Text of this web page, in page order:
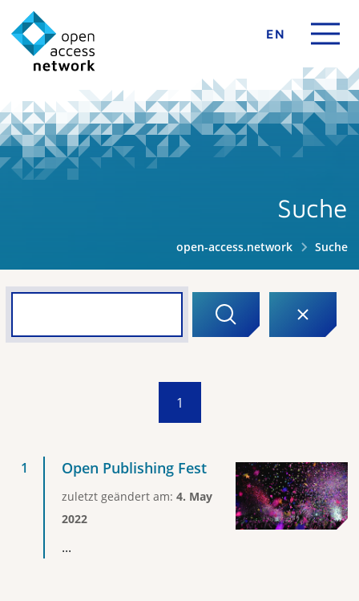
EN
Suche
open-access.network Suche
1
Open Publishing Fest
zuletzt geändert am: 4. May
2022
...